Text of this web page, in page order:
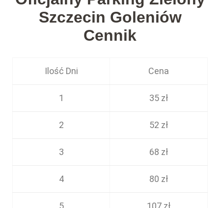
Szczecin Goleniów
Cennik
Ilość Dni Cena
1 35 zł
2 52 zł
3 68 zł
4 80 zł
5 107 zł